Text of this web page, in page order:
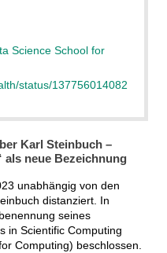
Science School for
status/137756014082
Karl Steinbuch –
neue Bezeichnung
unabhängig von den
distanziert. In
seines
in Scientific Computing
Computing) beschlossen.